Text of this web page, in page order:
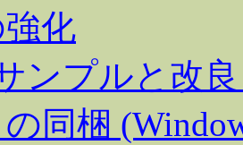
強化
ンプルと改
の同梱